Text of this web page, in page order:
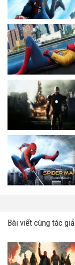
Bài viết cùng tác giả